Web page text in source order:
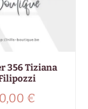
356 Tiziana
0,00 €